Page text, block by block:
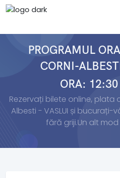
PROGRAMUL
CORNI-
ORA:
Rezervați bilete online,
Albesti - VASLUI și
fără griji.Un alt